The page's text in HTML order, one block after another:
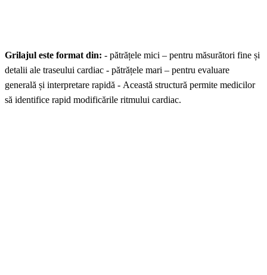
Grilajul este format din: - pătrățele mici – pentru măsurători fine și
detalii ale traseului cardiac - pătrățele mari – pentru evaluare
generală și interpretare rapidă - Această structură permite medicilor
să identifice rapid modificările ritmului cardiac.